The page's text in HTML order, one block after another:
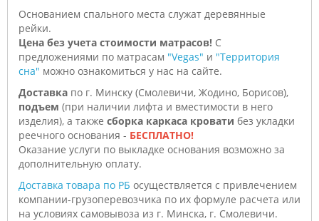
Основанием спального места служат деревянные
рейки.
Цена без учета стоимости матрасов! С
предложениями по матрасам "Vegas" и "Территория
сна" можно ознакомиться у нас на сайте.
Доставка по г. Минску (Смолевичи, Жодино, Борисов),
подъем (при наличии лифта и вместимости в него
изделия), а также сборка каркаса кровати без укладки
реечного основания - БЕСПЛАТНО!
Оказание услуги по выкладке основания возможно за
дополнительную оплату.
Доставка товара по РБ осуществляется с привлечением
компании-грузоперевозчика по их формуле расчета или
на условиях самовывоза из г. Минска, г. Смолевичи.